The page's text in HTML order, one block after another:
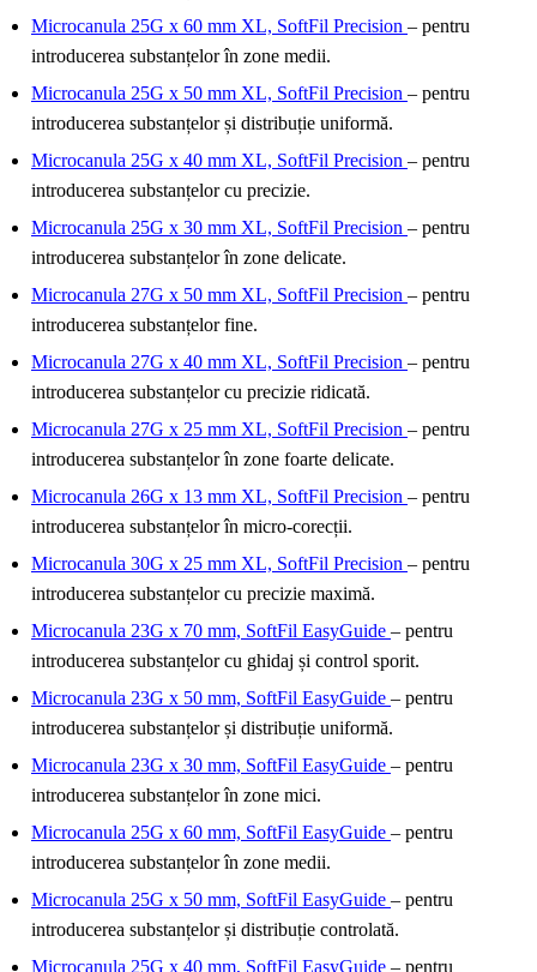
Microcanula 25G x 60 mm XL, SoftFil Precision – pentru
introducerea substanțelor în zone medii.
Microcanula 25G x 50 mm XL, SoftFil Precision – pentru
introducerea substanțelor și distribuție uniformă.
Microcanula 25G x 40 mm XL, SoftFil Precision – pentru
introducerea substanțelor cu precizie.
Microcanula 25G x 30 mm XL, SoftFil Precision – pentru
introducerea substanțelor în zone delicate.
Microcanula 27G x 50 mm XL, SoftFil Precision – pentru
introducerea substanțelor fine.
Microcanula 27G x 40 mm XL, SoftFil Precision – pentru
introducerea substanțelor cu precizie ridicată.
Microcanula 27G x 25 mm XL, SoftFil Precision – pentru
introducerea substanțelor în zone foarte delicate.
Microcanula 26G x 13 mm XL, SoftFil Precision – pentru
introducerea substanțelor în micro-corecții.
Microcanula 30G x 25 mm XL, SoftFil Precision – pentru
introducerea substanțelor cu precizie maximă.
Microcanula 23G x 70 mm, SoftFil EasyGuide – pentru
introducerea substanțelor cu ghidaj și control sporit.
Microcanula 23G x 50 mm, SoftFil EasyGuide – pentru
introducerea substanțelor și distribuție uniformă.
Microcanula 23G x 30 mm, SoftFil EasyGuide – pentru
introducerea substanțelor în zone mici.
Microcanula 25G x 60 mm, SoftFil EasyGuide – pentru
introducerea substanțelor în zone medii.
Microcanula 25G x 50 mm, SoftFil EasyGuide – pentru
introducerea substanțelor și distribuție controlată.
Microcanula 25G x 40 mm, SoftFil EasyGuide – pentru